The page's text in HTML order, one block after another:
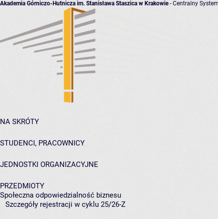
Akademia Górniczo-Hutnicza im. Stanisława Staszica w Krakowie- Centralny
NA SKRÓTY
STUDENCI, PRACOWNICY
JEDNOSTKI ORGANIZACYJNE
PRZEDMIOTY
Społeczna odpowiedzialność biznesu
Szczegóły rejestracji w cyklu 25/26-Z